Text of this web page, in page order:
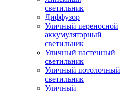
светильник
Диффузор
Уличный переносной
аккумуляторный
светильник
Уличный настенный
светильник
Уличный потолочный
светильник
Уличный